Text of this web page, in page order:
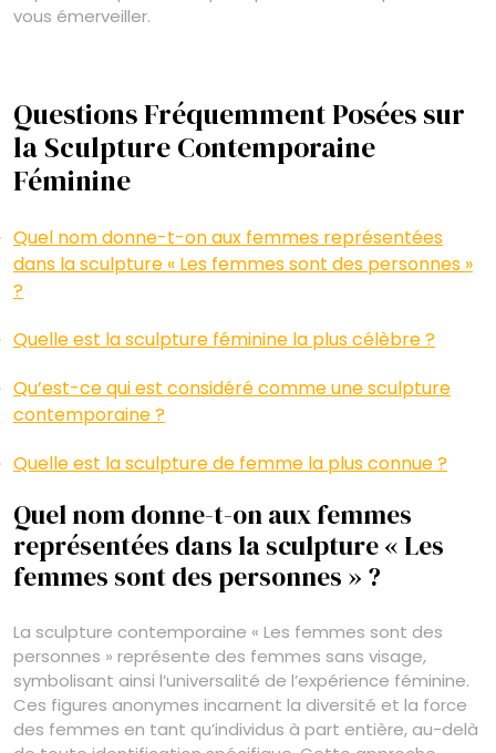
vous émerveiller.
Questions Fréquemment Posées sur
la Sculpture Contemporaine
Féminine
Quel nom donne-t-on aux femmes représentées
dans la sculpture « Les femmes sont des personnes »
?
Quelle est la sculpture féminine la plus célèbre ?
Qu’est-ce qui est considéré comme une sculpture
contemporaine ?
Quelle est la sculpture de femme la plus connue ?
Quel nom donne-t-on aux femmes
représentées dans la sculpture « Les
femmes sont des personnes » ?
La sculpture contemporaine « Les femmes sont des
personnes » représente des femmes sans visage,
symbolisant ainsi l’universalité de l’expérience féminine.
Ces figures anonymes incarnent la diversité et la force
des femmes en tant qu’individus à part entière, au-delà